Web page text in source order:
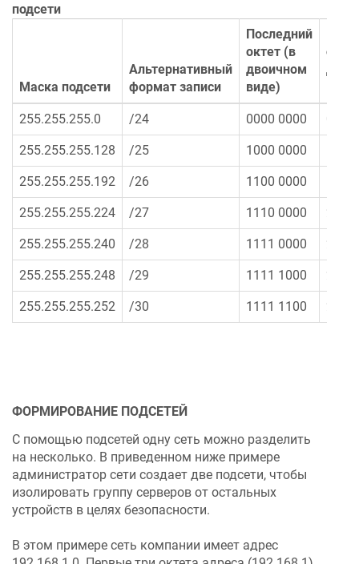
подсети
Маска подсети
Альтернативный
формат записи
Последний
октет (в
двоичном
виде)
255.255.255.0 /24 0000 0000
255.255.255.128 /25 1000 0000
255.255.255.192 /26 1100 0000
255.255.255.224 /27 1110 0000
255.255.255.240 /28 1111 0000
255.255.255.248 /29 1111 1000
255.255.255.252 /30 1111 1100
ФОРМИРОВАНИЕ ПОДСЕТЕЙ
С помощью подсетей одну сеть можно разделить
на несколько. В приведенном ниже примере
администратор сети создает две подсети, чтобы
изолировать группу серверов от остальных
устройств в целях безопасности.
В этом примере сеть компании имеет адрес